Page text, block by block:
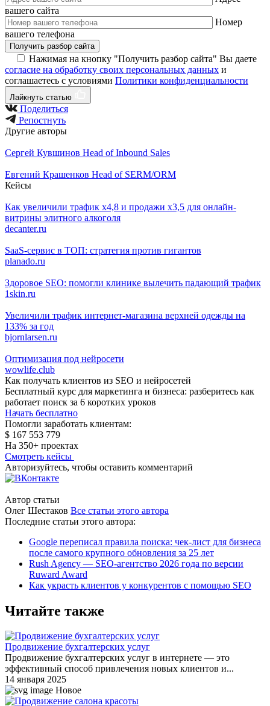
вашего сайта
Номер
вашего телефона
Получить разбор сайта
Нажимая на кнопку "Получить разбор сайта" Вы даете
согласие на обработку своих персональных данных и
соглашаетесь с условиями Политики конфиденциальности
Лайкнуть статью
Поделиться
Репостнуть
Другие авторы
Сергей Кувшинов Head of Inbound Sales
Евгений Крашенков Head of SERM/ORM
Кейсы
Как увеличили трафик х4,8 и продажи х3,5 для онлайн-
витрины элитного алкоголя
decanter.ru
SaaS-сервис в ТОП: стратегия против гигантов
planado.ru
Здоровое SEO: помогли клинике вылечить падающий трафик
1skin.ru
Увеличили трафик интернет-магазина верхней одежды на
133% за год
bjornlarsen.ru
Оптимизация под нейросети
wowlife.club
Как получать клиентов из SEO и нейросетей
Бесплатный курс для маркетинга и бизнеса: разберитесь как
работает поиск за 6 коротких уроков
Начать бесплатно
Помогли заработать клиентам:
$ 167 553 779
На 350+ проектах
Смотреть кейсы
Авторизуйтесь, чтобы оставить комментарий
Автор статьи
Олег Шестаков Все статьи этого автора
Последние статьи этого автора:
Google переписал правила поиска: чек-лист для бизнеса
после самого крупного обновления за 25 лет
Rush Agency — SEO-агентство 2026 года по версии
Ruward Award
Как украсть клиентов у конкурентов с помощью SEO
Читайте также
Продвижение бухгалтерских услуг
Продвижение бухгалтерских услуг в интернете — это
эффективный способ привлечения новых клиентов и...
14 января 2025
Новое